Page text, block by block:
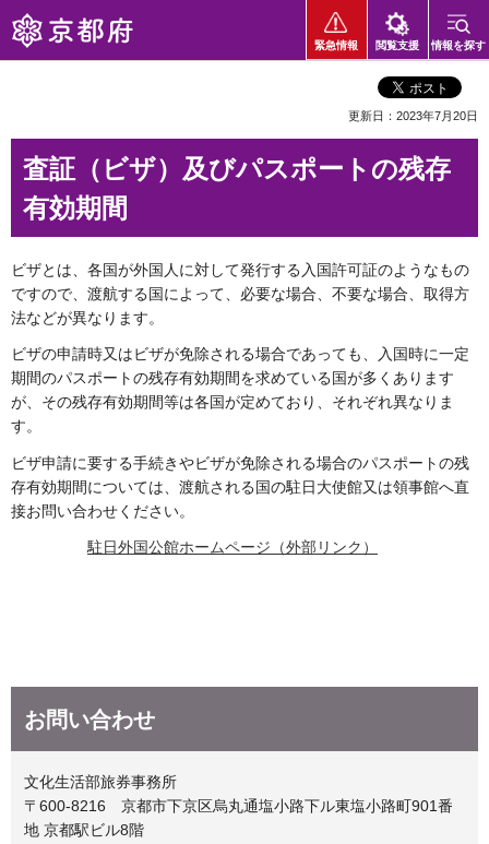
京都府
緊急情報 閲覧支援 情報を探す
更新日：2023年7月20日
査証（ビザ）及びパスポートの残存
有効期間
ビザとは、各国が外国人に対して発行する入国許可証のようなもの
ですので、渡航する国によって、必要な場合、不要な場合、取得方
法などが異なります。
ビザの申請時又はビザが免除される場合であっても、入国時に一定
期間のパスポートの残存有効期間を求めている国が多くあります
が、その残存有効期間等は各国が定めており、それぞれ異なりま
す。
ビザ申請に要する手続きやビザが免除される場合のパスポートの残
存有効期間については、渡航される国の駐日大使館又は領事館へ直
接お問い合わせください。
駐日外国公館ホームページ（外部リンク）
お問い合わせ
文化生活部旅券事務所
〒600-8216 京都市下京区烏丸通塩小路下ル東塩小路町901番
地 京都駅ビル8階